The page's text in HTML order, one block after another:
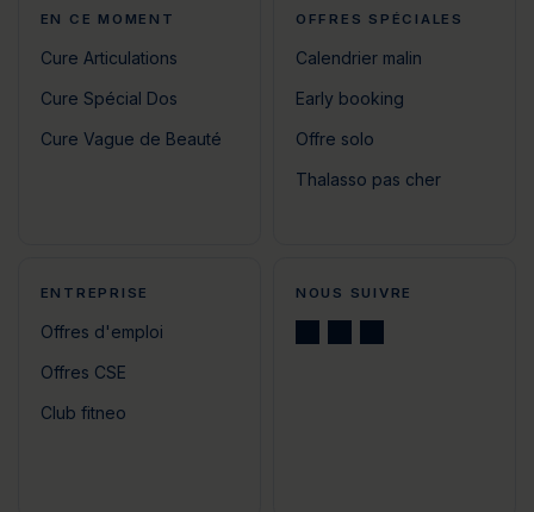
EN CE MOMENT
Cure Articulations
Cure Spécial Dos
Cure Vague de Beauté
OFFRES SPÉCIALES
Calendrier malin
Early booking
Offre solo
Thalasso pas cher
ENTREPRISE
Offres d'emploi
Offres CSE
Club fitneo
NOUS SUIVRE